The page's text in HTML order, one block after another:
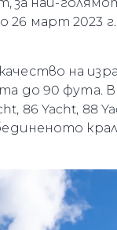
за най-
март 2023 г.,
на
до 90 фута.
86 Yacht,